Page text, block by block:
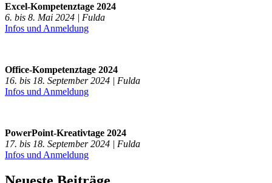
Excel-Kompetenztage 2024
6. bis 8. Mai 2024 | Fulda
Infos und Anmeldung
Office-Kompetenztage 2024
16. bis 18. September 2024 | Fulda
Infos und Anmeldung
PowerPoint-Kreativtage 2024
17. bis 18. September 2024 | Fulda
Infos und Anmeldung